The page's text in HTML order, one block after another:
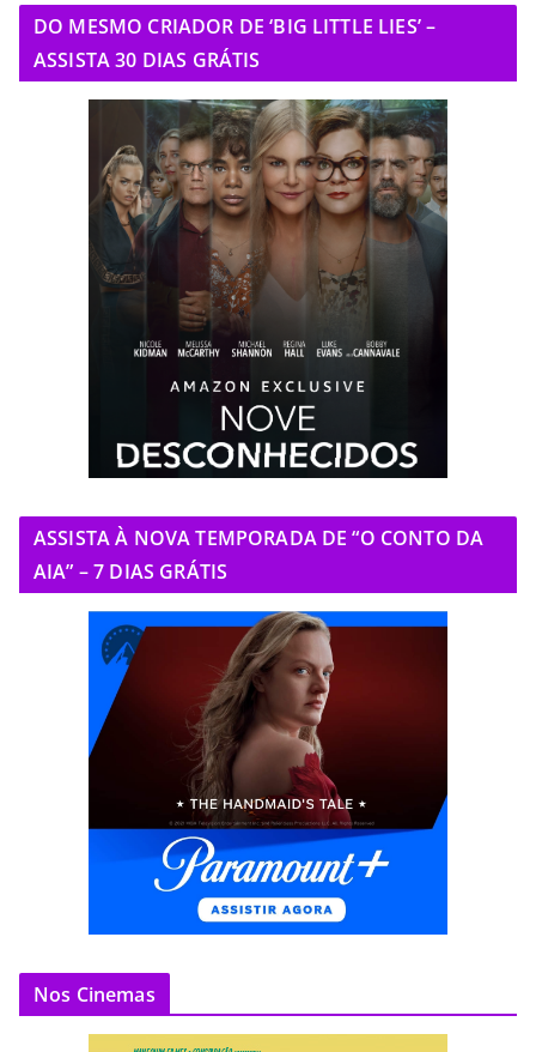
DO MESMO CRIADOR DE ‘BIG LITTLE LIES’ –
ASSISTA 30 DIAS GRÁTIS
ASSISTA À NOVA TEMPORADA DE “O CONTO DA
AIA” – 7 DIAS GRÁTIS
Nos Cinemas